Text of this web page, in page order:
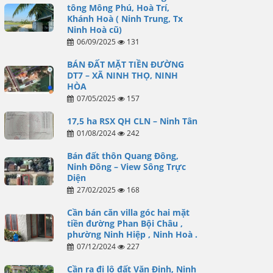
tông Mông Phú, Hoà Trí,
Khánh Hoà ( Ninh Trung, Tx
Ninh Hoà cũ)
06/09/2025 131
BÁN ĐẤT MẶT TIỀN ĐƯỜNG
DT7 – XÃ NINH THỌ, NINH
HÒA
07/05/2025 157
17,5 ha RSX QH CLN – Ninh Tân
01/08/2024 242
Bán đất thôn Quang Đông,
Ninh Đông – View Sông Trực
Diện
27/02/2025 168
Cần bán căn villa góc hai mặt
tiền đường Phan Bội Châu ,
phường Ninh Hiệp , Ninh Hoà .
07/12/2024 227
Cần ra đi lô đất Văn Định, Ninh